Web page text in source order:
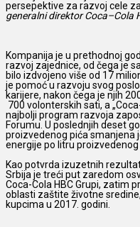
persepektive za razvoj cele
generalni direktor Coca–Cola
Kompanija je u prethodnoj
razvoj zajednice, od čega je
bilo izdvojeno više od 17
je pomoć u razvoju svog
karijere, nakon čega je njih
700 volonterskih sati, a
najbolji program razvoja
Forumu. U poslednjih deset
proizvedenog pića smanjena
energije po litru
Kao potvrda izuzetnih
Srbija je treći put zaredom
Coca-Cola HBC Grupi, zatim
oblasti zaštite životne
kupcima u 2017. godini.